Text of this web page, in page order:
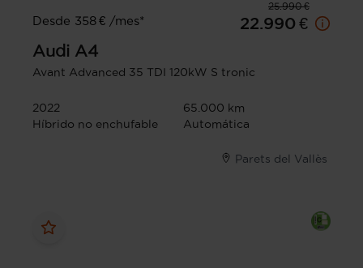
25.990 €
Desde 358 € /mes*
22.990 €
Audi A4
Avant Advanced 35 TDI 120kW S tronic
2022
65.000 km
Híbrido no enchufable
Automática
Parets del Vallès